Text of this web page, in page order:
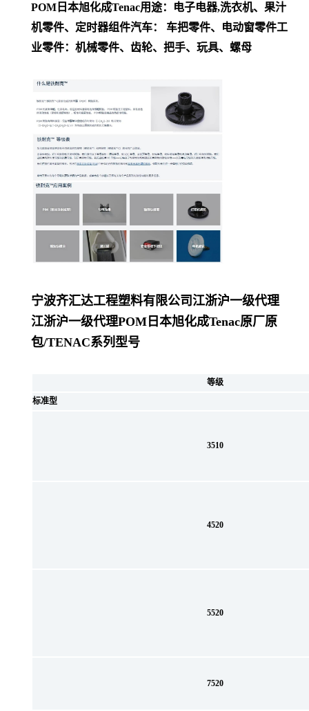
POM日本旭化成Tenac用途：
电子电器,洗衣机、果汁
机零件、定时器组件汽车： 车把零件、电动窗零件工
业零件：机械零件、齿轮、把手、玩具、螺母
宁波齐汇达工程塑料有限公司江浙沪一级代理
江浙沪一级代理POM日本旭化成Tenac原厂原
包/TENAC系列型号
等级
标准型
3510
4520
5520
7520